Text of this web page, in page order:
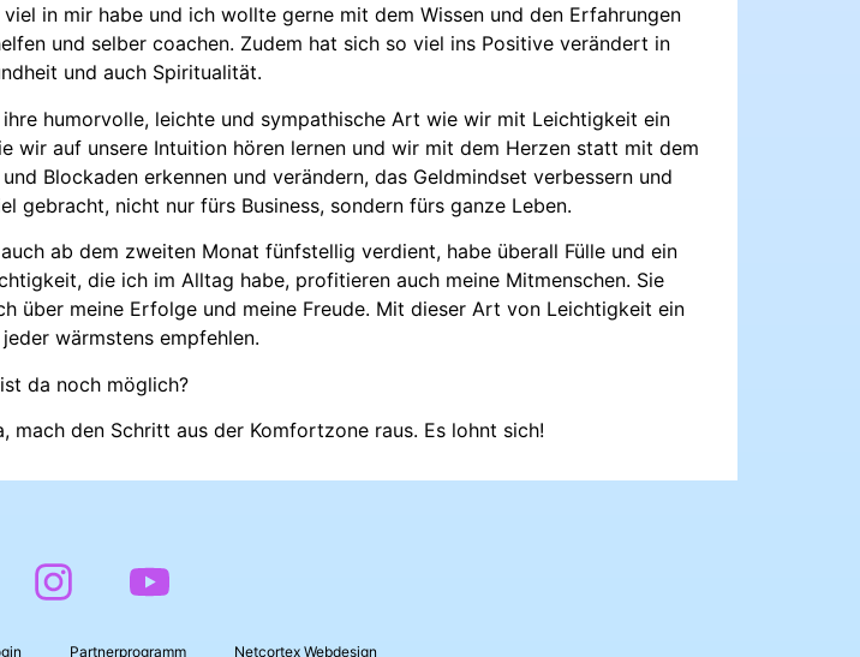
in mir habe und ich wollte gerne mit dem Wissen und den Erfahrungen
und selber coachen. Zudem hat sich so viel ins Positive verändert in
und auch Spiritualität.
humorvolle, leichte und sympathische Art wie wir mit Leichtigkeit ein
wir auf unsere Intuition hören lernen und wir mit dem Herzen statt mit dem
Blockaden erkennen und verändern, das Geldmindset verbessern und
gebracht, nicht nur fürs Business, sondern fürs ganze Leben.
ab dem zweiten Monat fünfstellig verdient, habe überall Fülle und ein
die ich im Alltag habe, profitieren auch meine Mitmenschen. Sie
über meine Erfolge und meine Freude. Mit dieser Art von Leichtigkeit ein
wärmstens empfehlen.
da noch möglich?
mach den Schritt aus der Komfortzone raus. Es lohnt sich!
Partnerprogramm Netcortex Webdesign